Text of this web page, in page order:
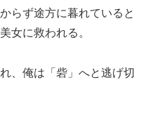
らず途方に暮れていると
女に救われる。
、俺は「砦」へと逃げ切